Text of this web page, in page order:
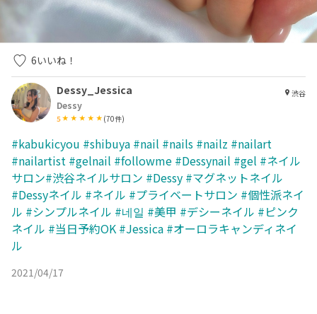
6いいね！
Dessy_Jessica
Dessy
5 (70件)
渋谷
#kabukicyou #shibuya #nail #nails #nailz #nailart
#nailartist #gelnail #followme #Dessynail #gel #ネイル
サロン#渋谷ネイルサロン #Dessy #マグネットネイル
#Dessyネイル #ネイル #プライベートサロン #個性派ネイ
ル #シンプルネイル #네일 #美甲 #デシーネイル #ピンク
ネイル #当日予約OK #Jessica #オーロラキャンディネイ
ル
2021/04/17